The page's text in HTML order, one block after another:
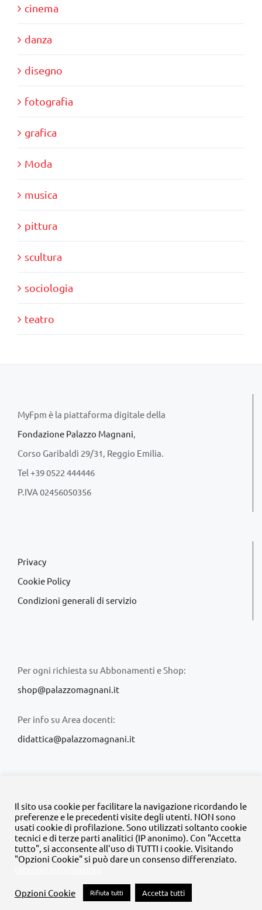
cinema
danza
disegno
fotografia
grafica
Moda
musica
pittura
scultura
sociologia
teatro
MyFpm è la piattaforma digitale della
Fondazione Palazzo Magnani,
Corso Garibaldi 29/31, Reggio Emilia.
Tel +39 0522 444446
P.IVA 02456050356
Privacy
Cookie Policy
Condizioni generali di servizio
Per ogni richiesta su Abbonamenti e Shop:
shop@palazzomagnani.it
Per info su Area docenti:
didattica@palazzomagnani.it
© Copyright 2020 -2026 | Tutti i diritti riservati | MyFpm è un
progetto dellaFondazione Palazzo Magnani
FacebookInstagram
TwitterLinkedInYouTube
Il sito usa cookie per facilitare la navigazione ricordando le
preferenze e le precedenti visite degli utenti. NON sono
usati cookie di profilazione. Sono utilizzati soltanto cookie
tecnici e di terze parti analitici (IP anonimo). Con "Accetta
tutto", si acconsente all'uso di TUTTI i cookie. Visitando
"Opzioni Cookie" si può dare un consenso differenziato.
Opzioni Cookie Rifiuta tutti Accetta tutti